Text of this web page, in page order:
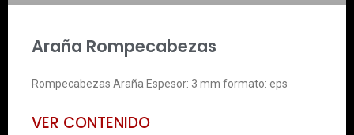
Araña Rompecabezas
Rompecabezas Araña Espesor: 3 mm formato: eps
VER CONTENIDO